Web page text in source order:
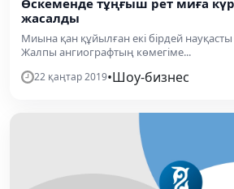
Өскеменде тұңғыш рет миға
жасалды
Миына қан құйылған екі бірдей
Жалпы ангиографтың көмегіме...
22 қаңтар 2019•Шоу-бизнес